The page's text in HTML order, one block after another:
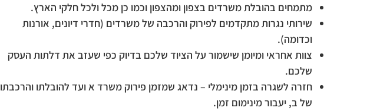
מתמחים בהובלת משרדים בצפון ומהצפון וכמו כן מכל ולכל חלקי הארץ.
שירותי נגרות מתקדמים לפירוק והרכבה של משרדים (חדרי דיונים, אורנות
וכדומה).
צוות אחראי ומיומן שישמור על הציוד שלכם בדיוק כפי שעזב את דלתות העסק
שלכם.
חזרה לשגרה בזמן מינימלי – נדאג שמזמן פירוק משרד א ועד להובלתו והרכבתו
של ב, יעבור מינימום זמן.